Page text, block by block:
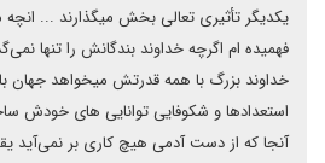
یکدیگر تأثیری تعالی بخش میگذارند ...
فهمیده ام اگرچه خداوند بندگانش را تنها
خداوند بزرگ با همه قدرتش میخواهد جهان با
استعدادها و شکوفایی توانایی های خودش
آنجا که از دست آدمی هیچ کاری بر نمی‌آید